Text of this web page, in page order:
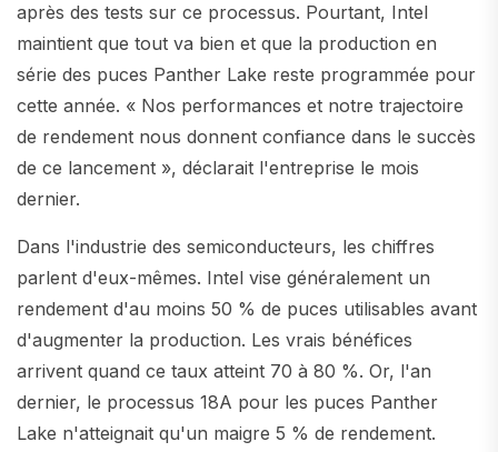
après des tests sur ce processus. Pourtant, Intel
maintient que tout va bien et que la production en
série des puces Panther Lake reste programmée pour
cette année. « Nos performances et notre trajectoire
de rendement nous donnent confiance dans le succès
de ce lancement », déclarait l'entreprise le mois
dernier.
Dans l'industrie des semiconducteurs, les chiffres
parlent d'eux-mêmes. Intel vise généralement un
rendement d'au moins 50 % de puces utilisables avant
d'augmenter la production. Les vrais bénéfices
arrivent quand ce taux atteint 70 à 80 %. Or, l'an
dernier, le processus 18A pour les puces Panther
Lake n'atteignait qu'un maigre 5 % de rendement.